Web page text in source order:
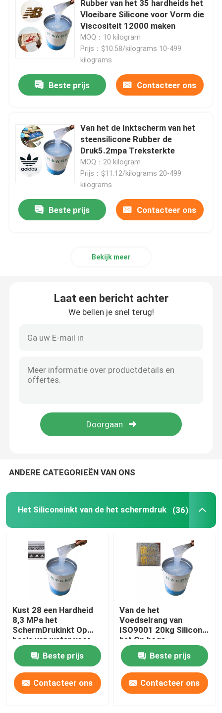
Silicone Rubberkleefstof
Silicone Rubberpigment
Silicone Rubberkatalysator
Antislipsilicone
Rubber van het 35 hardheids het
Vloeibare Silicone voor Vorm die
Viscositeit 12000 maken
MOQ：10 kilogram
Prijs：$10.58/kilograms 10-499
kilograms
Beste prijs Contacteer ons
Van het de Inktscherm van het
steensilicone Rubber de
Druk5.2mpa Treksterkte
MOQ：20 kilogram
Prijs：$11.12/kilograms 20-499
kilograms
Beste prijs Contacteer ons
Bekijk meer
Laat een bericht achter
We bellen je snel terug!
ANDERE CATEGORIEËN VAN ONS
Het Siliconeinkt van de het schermdruk (36)
Kust 28 een Hardheid
8,3 MPa het
SchermDrukinkt Op
basis van water voor
Elastische Singelband
Beste prijs
Contacteer ons
Van de het
Voedselrang van
ISO9001 20kg Silicone
het Op hoge
temperatuur voor
Kleurendeklaag
Beste prijs
Contacteer ons